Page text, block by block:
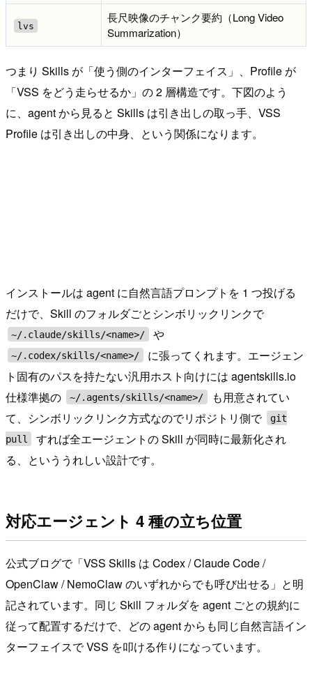
lvs
長尺映像のチャンク要約（Long Video
Summarization）
つまり Skills が「使う側のインターフェイス」、Profile が
「VSS をどう走らせるか」の 2 層構造です。下図のよう
に、agent から見ると Skills は引き出しの取っ手、VSS
Profile は引き出しの中身、という関係になります。
インストールは agent に自然言語プロンプトを 1 つ投げる
だけで、Skill のフォルダごとシンボリックリンクで
~/.claude/skills/<name>/ や
~/.codex/skills/<name>/
に張ってくれます。エージェン
ト固有のパスを持たない汎用ホスト向けには agentskills.io
仕様準拠の
~/.agents/skills/<name>/
も用意されてい
て、シンボリックリンク方式なのでリポジトリ側で
git
pull
すれば全エージェントの Skill が同時に最新化され
る、といううれしい設計です。
対応エージェント 4 種の立ち位置
公式ブログで「VSS Skills は Codex / Claude Code /
OpenClaw / NemoClaw のいずれからでも呼び出せる」と明
記されています。同じ Skill フォルダを agent ごとの規約に
従って配置するだけで、どの agent からも同じ自然言語イン
ターフェイスで VSS を叩ける作りになっています。